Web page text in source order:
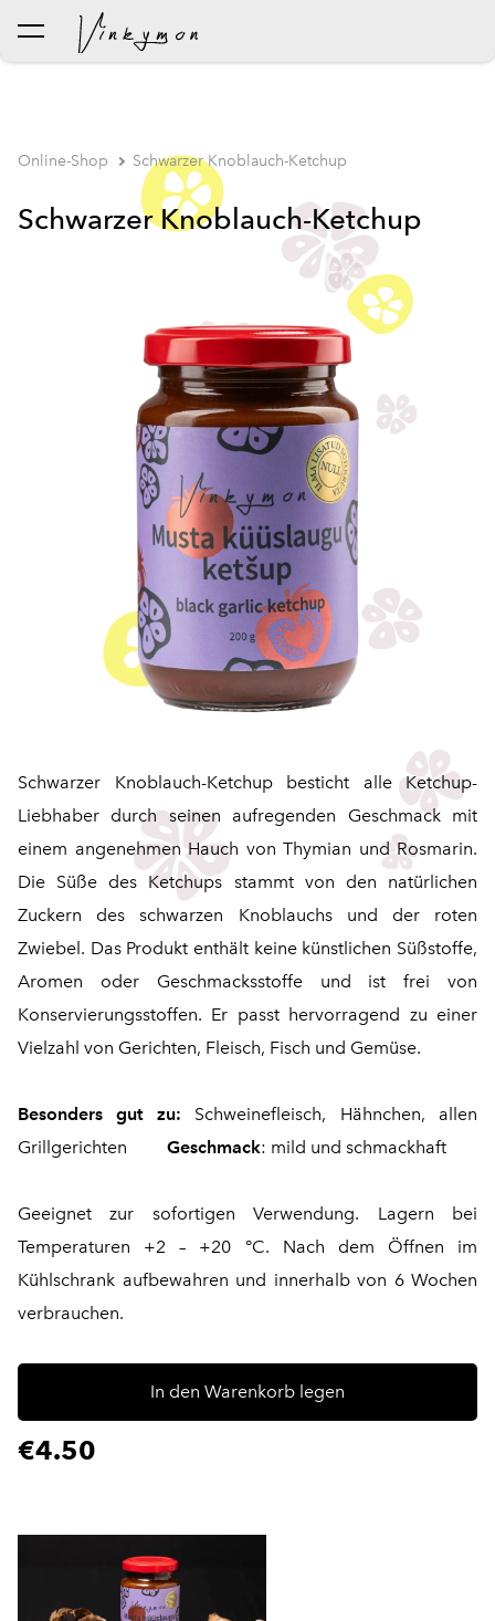
wurde dem Warenkorb
hinzugefügt..
Online-Shop Schwarzer Knoblauch-Ketchup
Schwarzer Knoblauch-Ketchup
Schwarzer Knoblauch-Ketchup besticht alle Ketchup-
Liebhaber durch seinen aufregenden Geschmack mit
einem angenehmen Hauch von Thymian und Rosmarin.
Die Süße des Ketchups stammt von den natürlichen
Zuckern des schwarzen Knoblauchs und der roten
Zwiebel. Das Produkt enthält keine künstlichen Süßstoffe,
Aromen oder Geschmacksstoffe und ist frei von
Konservierungsstoffen. Er passt hervorragend zu einer
Vielzahl von Gerichten, Fleisch, Fisch und Gemüse.
Besonders gut zu: Schweinefleisch, Hähnchen, allen
Grillgerichten Geschmack: mild und schmackhaft
Geeignet zur sofortigen Verwendung. Lagern bei
Temperaturen +2 – +20 °C. Nach dem Öffnen im
Kühlschrank aufbewahren und innerhalb von 6 Wochen
verbrauchen.
In den Warenkorb legen
€4.50